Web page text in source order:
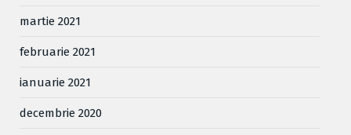
martie 2021
februarie 2021
ianuarie 2021
decembrie 2020